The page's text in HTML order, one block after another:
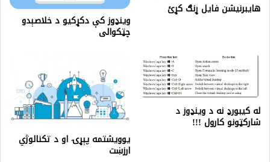
هایبرنیشن فایل ړنګ کړئ
وینډوز کې دکړکیو د خلاصېدو
چټکوالی
له کیبورډ نه د وینډوز د
شارکټونو کارول !!!
یوویشتمه پېړۍ او د تکنالوژي
ارزښت